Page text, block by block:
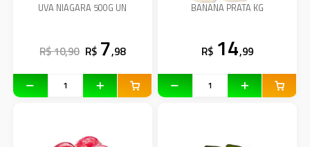
UVA NIAGARA 500G UN
R$ 10,90 R$ 7,98
BANANA PRATA KG
R$ 14,99